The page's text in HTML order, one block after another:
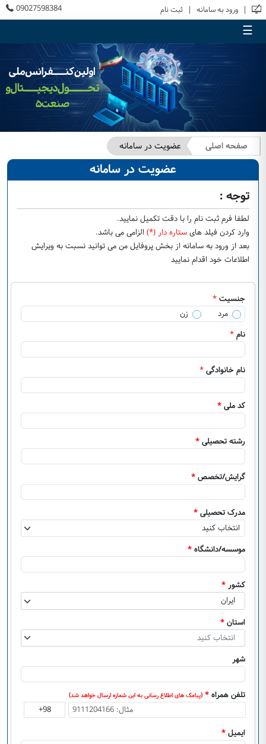
| ورود به سامانه | ثبت نام 09027598384
☰
صفحه اصلی عضویت در سامانه
عضویت در سامانه
جنسیت *
مرد
زن
نام *
نام خانوادگی *
کد ملی *
رشته تحصیلی *
گرایش/تخصص *
مدرک تحصیلی *
موسسه/دانشگاه *
کشور *
ایران
استان *
انتخاب کنید
شهر
تلفن همراه * (پیامک های اطلاع رسانی به این شماره ارسال خواهد شد)
ایمیل *
توجه :
لطفا فرم ثبت نام را با دقت تكميل نماييد.
وارد کردن فیلد های ستاره دار (*) الزامی می باشد.
بعد از ورود به سامانه از بخش پروفایل من می توانید نسبت به ویرایش
اطلاعات خود اقدام نمایید